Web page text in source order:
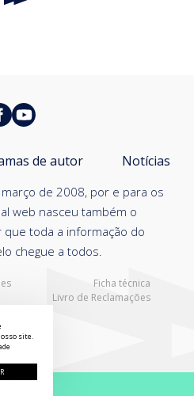
Ficha técnica
Livro de Reclamações
de 2008, por e para os
web nasceu também o
toda a informação do
chegue a todos.
de autor Notícias
site.